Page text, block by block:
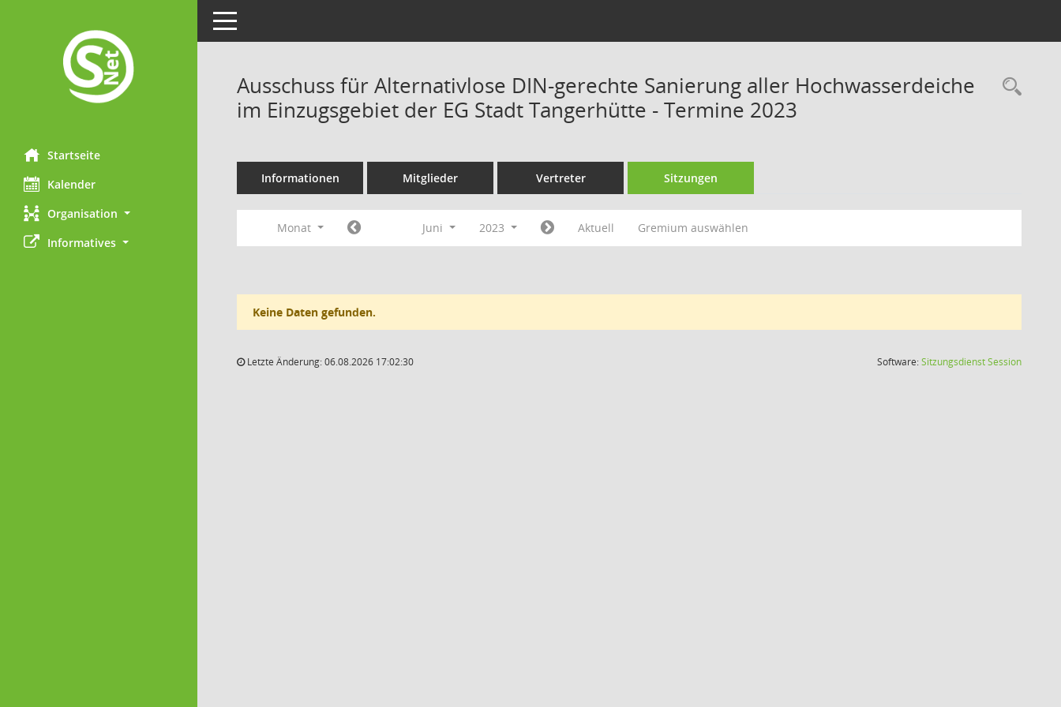
Startseite
Kalender
Organisation
Informatives
Toggle navigation
Ausschuss für Alternativlose DIN-gerechte Sanierung aller Hochwasserdeiche
im Einzugsgebiet der EG Stadt Tangerhütte - Termine 2023
Informationen Mitglieder Vertreter Sitzungen
Monat Juni 2023 Aktuell Gremium auswählen
Keine Daten gefunden.
Letzte Änderung: 06.08.2026 17:02:30 Software:SitzungsdienstSession(Wird in